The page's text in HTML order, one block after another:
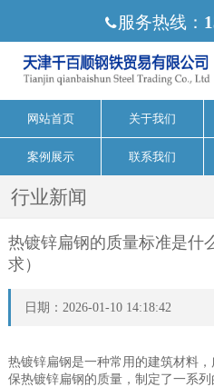
服务热线：
网站首页 关于我们
案例展示 联系我们
行业新闻
热镀锌扁钢的质量标准是什
求）
日期：2026-01-10 14:18:42
热镀锌扁钢是一种常用的建筑材料
保热镀锌扁钢的质量，制定了一系列